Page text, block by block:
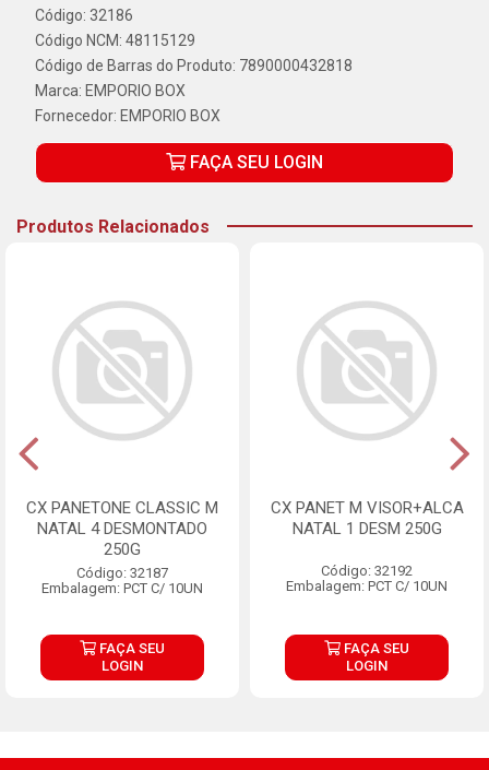
Código: 32186
Código NCM: 48115129
Código de Barras do Produto: 7890000432818
Marca: EMPORIO BOX
Fornecedor: EMPORIO BOX
FAÇA SEU LOGIN
Produtos Relacionados
CX PANETONE CLASSIC M
NATAL 4 DESMONTADO
250G
Código: 32187
Embalagem: PCT C/ 10UN
FAÇA SEU
LOGIN
CX PANET M VISOR+ALCA
NATAL 1 DESM 250G
Código: 32192
Embalagem: PCT C/ 10UN
FAÇA SEU
LOGIN